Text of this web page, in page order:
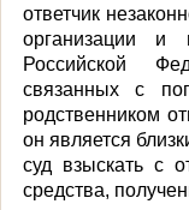
ответчик
организации и
Российской
связанных с
родственником
он является
суд взыскать с
средства,